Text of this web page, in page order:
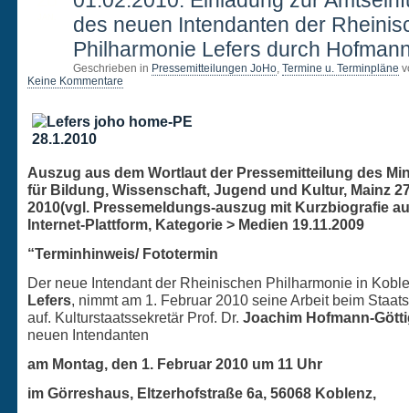
des neuen Intendanten der
Philharmonie Lefers durch
Geschrieben in Pressemitteilungen JoHo, Termine u. Terminpläne
Keine Kommentare
Auszug aus dem Wortlaut der Pressemitteilung des
für Bildung, Wissenschaft, Jugend und Kultur, Mainz
2010(vgl. Pressemeldungs-auszug mit Kurzbiografie
Internet-Plattform, Kategorie > Medien 19.11.2009
“Terminhinweis/ Fototermin
Der neue Intendant der Rheinischen Philharmonie in
Lefers, nimmt am 1. Februar 2010 seine Arbeit beim
auf. Kulturstaatssekretär Prof. Dr. Joachim Hofmann-
neuen Intendanten
am Montag, den 1. Februar 2010 um 11 Uhr
im Görreshaus, Eltzerhofstraße 6a, 56068 Koblenz,